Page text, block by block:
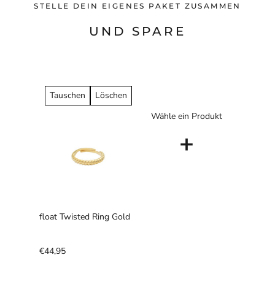
STELLE DEIN EIGENES PAKET ZUSAMMEN
UND SPARE
Tauschen Löschen
float Twisted Ring Gold
€44,95
Wähle ein Produkt
+